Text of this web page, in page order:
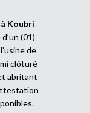
à Koubri
(01)
de
clôturé
abritant